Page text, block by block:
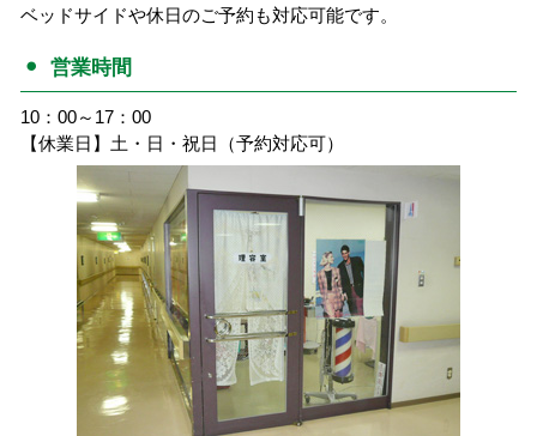
ベッドサイドや休日のご予約も対応可能です。
営業時間
10：00～17：00
【休業日】土・日・祝日（予約対応可）